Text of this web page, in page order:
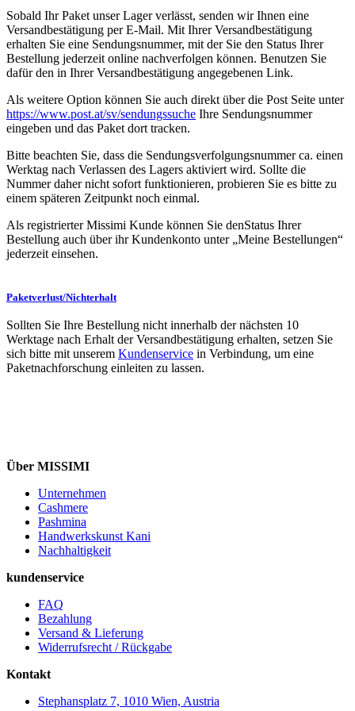
Sobald Ihr Paket unser Lager verlässt, senden wir Ihnen eine
Versandbestätigung per E-Mail. Mit Ihrer Versandbestätigung
erhalten Sie eine Sendungsnummer, mit der Sie den Status Ihrer
Bestellung jederzeit online nachverfolgen können. Benutzen Sie
dafür den in Ihrer Versandbestätigung angegebenen Link.
Als weitere Option können Sie auch direkt über die Post Seite unter
https://www.post.at/sv/sendungssuche Ihre Sendungsnummer
eingeben und das Paket dort tracken.
Bitte beachten Sie, dass die Sendungsverfolgungsnummer ca. einen
Werktag nach Verlassen des Lagers aktiviert wird. Sollte die
Nummer daher nicht sofort funktionieren, probieren Sie es bitte zu
einem späteren Zeitpunkt noch einmal.
Als registrierter Missimi Kunde können Sie denStatus Ihrer
Bestellung auch über ihr Kundenkonto unter „Meine Bestellungen“
jederzeit einsehen.
Paketverlust/Nichterhalt
Sollten Sie Ihre Bestellung nicht innerhalb der nächsten 10
Werktage nach Erhalt der Versandbestätigung erhalten, setzen Sie
sich bitte mit unserem Kundenservice in Verbindung, um eine
Paketnachforschung einleiten zu lassen.
Über MISSIMI
Unternehmen
Cashmere
Pashmina
Handwerkskunst Kani
Nachhaltigkeit
kundenservice
FAQ
Bezahlung
Versand & Lieferung
Widerrufsrecht / Rückgabe
Kontakt
Stephansplatz 7, 1010 Wien, Austria